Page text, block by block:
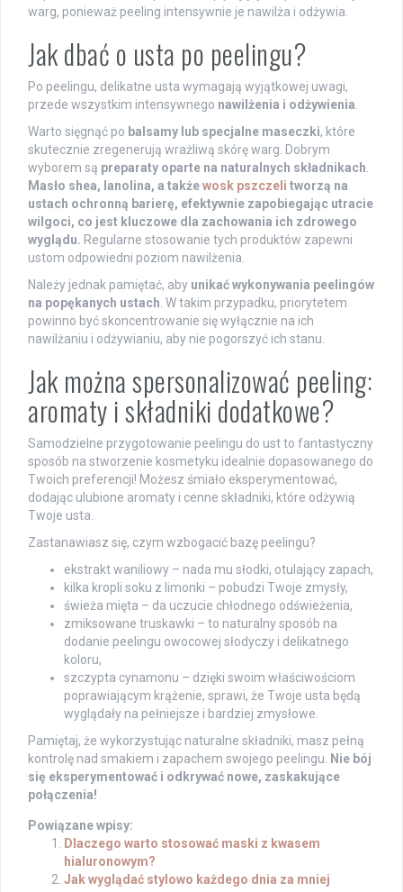
warg, ponieważ peeling intensywnie je nawilża i odżywia.
Jak dbać o usta po peelingu?
Po peelingu, delikatne usta wymagają wyjątkowej uwagi,
przede wszystkim intensywnego nawilżenia i odżywienia
Warto sięgnąć po balsamy lub specjalne maseczki, które
skutecznie zregenerują wrażliwą skórę warg. Dobrym
wyborem są preparaty oparte na naturalnych składnikach
Masło shea, lanolina, a takżewosk pszczeli tworzą na
ustach ochronną barierę, efektywnie zapobiegając utracie
wilgoci, co jest kluczowe dla zachowania ich zdrowego
wyglądu. Regularne stosowanie tych produktów zapewni
ustom odpowiedni poziom nawilżenia.
Należy jednak pamiętać, aby unikać wykonywania peelingów
na popękanych ustach . W takim przypadku, priorytetem
powinno być skoncentrowanie się wyłącznie na ich
nawilżaniu i odżywianiu, aby nie pogorszyć ich stanu.
Jak można spersonalizować peeling:
aromaty i składniki dodatkowe?
Samodzielne przygotowanie peelingu do ust to fantastyczny
sposób na stworzenie kosmetyku idealnie dopasowanego do
Twoich preferencji! Możesz śmiało eksperymentować,
dodając ulubione aromaty i cenne składniki, które odżywią
Twoje usta.
Zastanawiasz się, czym wzbogacić bazę peelingu?
ekstrakt waniliowy – nada mu słodki, otulający zapach,
kilka kropli soku z limonki – pobudzi Twoje zmysły,
świeża mięta – da uczucie chłodnego odświeżenia,
zmiksowane truskawki – to naturalny sposób na
dodanie peelingu owocowej słodyczy i delikatnego
koloru,
szczypta cynamonu – dzięki swoim właściwościom
poprawiającym krążenie, sprawi, że Twoje usta będą
wyglądały na pełniejsze i bardziej zmysłowe.
Pamiętaj, że wykorzystując naturalne składniki, masz pełną
kontrolę nad smakiem i zapachem swojego peelingu.
Nie bój
się eksperymentować i odkrywać nowe, zaskakujące
połączenia!
Powiązane wpisy:
Dlaczego warto stosować maski z kwasem
hialuronowym?
Jak wyglądać stylowo każdego dnia za mniej